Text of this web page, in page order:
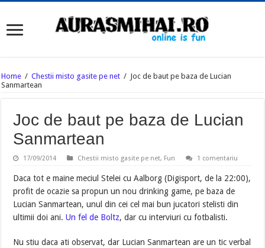
Home / Chestii misto gasite pe net / Joc de baut pe baza de Lucian
Sanmartean
Joc de baut pe baza de Lucian
Sanmartean
17/09/2014 Chestii misto gasite pe net, Fun 1 comentariu
Daca tot e maine meciul Stelei cu Aalborg (Digisport, de la 22:00),
profit de ocazie sa propun un nou drinking game, pe baza de
Lucian Sanmartean, unul din cei cel mai bun jucatori stelisti din
ultimii doi ani.Un fel de Boltz, dar cu interviuri cu fotbalisti.
Nu stiu daca ati observat, dar Lucian Sanmartean are un tic verbal